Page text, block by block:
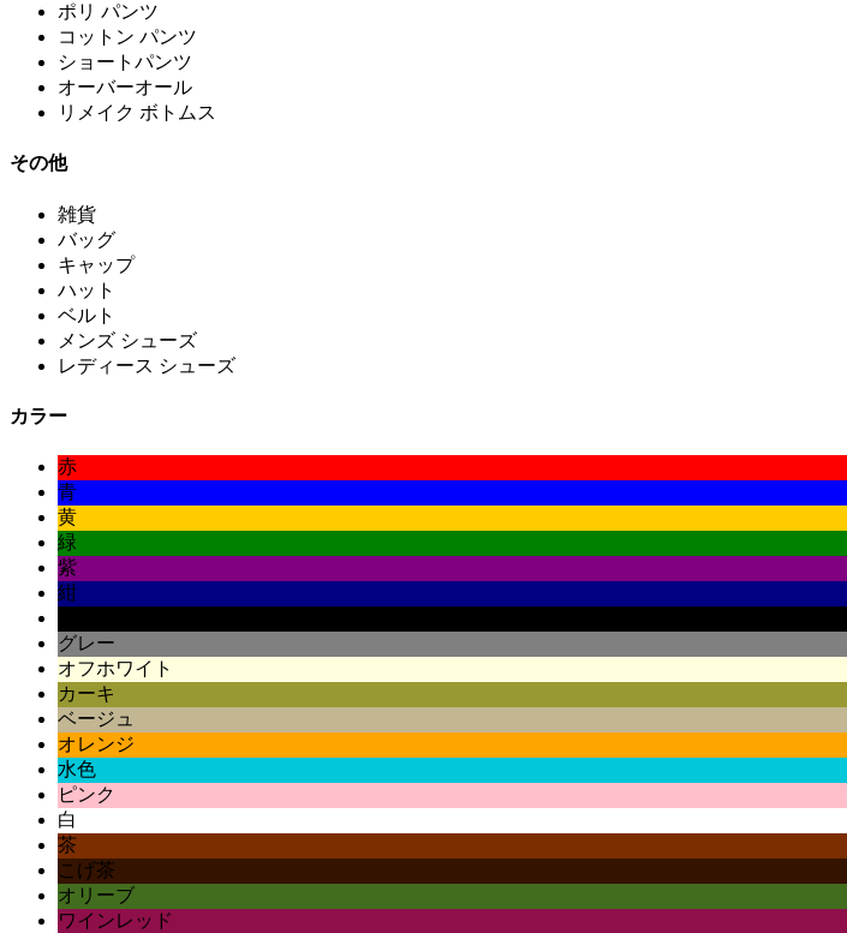
ポリ パンツ
コットン パンツ
ショートパンツ
オーバーオール
リメイク ボトムス
その他
雑貨
バッグ
キャップ
ハット
ベルト
メンズ シューズ
レディース シューズ
カラー
赤
青
黄
緑
紫
紺
グレー
オフホワイト
カーキ
ベージュ
オレンジ
水色
ピンク
白
茶
こげ茶
オリーブ
ワインレッド